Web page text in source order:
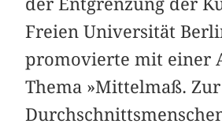
Freien Universität
promovierte mit einer
Thema »Mittelmaß.